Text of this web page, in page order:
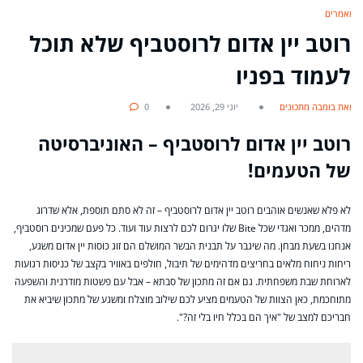
מאמרים
רוטב יין אדום לרוסטביף שלא תוכל
לעמוד בפניו
מאת בומבה מתכונים יוני 29, 2026 0
רוטב יין אדום לרוסטביף – האוניברסיטה
של הטעמים!
לא פלא שאנשים אוהבים רוטב יין אדום לרוסטביף – זה לא סתם תוספת, אלא שדרוג
מדהים, ממכר ואגדי שכל Bite שלו יגרום לכם לרצות עוד ועוד. כל פעם שמכינים רוסטביף,
אנחנו בשעת מבחן. מה שיגבר על תבנית הבשר המושלם הם זוג כוסות יין אדום משגע,
ריחות ניחוח מלאים בחריצים מדהימים של תיבול, חולפים באוויר בקצב של כניסות רגועות
לארוחת שבת משפחתית. גם אם זה מתכון של סבתא – אבל עם פשטות מודרנית והשפעה
מתוחכמת, כאן הצוות של הטעמים מציע לכם שילוב מוצלח ומשגע של מתכון שיביא את
חבריכם למצב של "איך הם בכלל חיו בלי זה?".